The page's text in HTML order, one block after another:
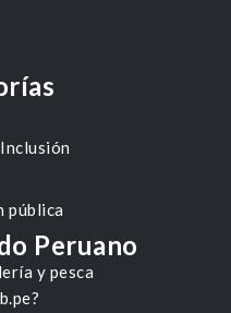
pública
y pesca
Peruano